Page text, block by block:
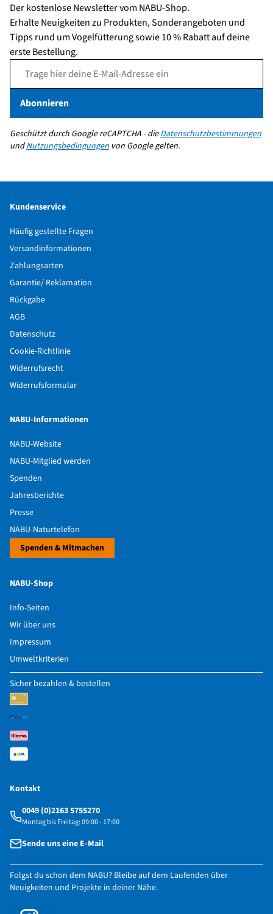
Der kostenlose Newsletter vom NABU-Shop.
Erhalte Neuigkeiten zu Produkten, Sonderangeboten und
Tipps rund um Vogelfütterung sowie 10 % Rabatt auf deine
erste Bestellung.
Abonnieren
Geschützt durch Google reCAPTCHA - dieDatenschutzbestimmungen
undNutzungsbedingungen von Google gelten.
Kundenservice
Häufig gestellte Fragen
Versandinformationen
Zahlungsarten
Garantie/ Reklamation
Rückgabe
AGB
Datenschutz
Cookie-Richtlinie
Widerrufsrecht
Widerrufsformular
NABU-Informationen
NABU-Website
NABU-Mitglied werden
Spenden
Jahresberichte
Presse
NABU-Naturtelefon
Spenden & Mitmachen
NABU-Shop
Info-Seiten
Wir über uns
Impressum
Umweltkriterien
Sicher bezahlen & bestellen
Kontakt
0049 (0)2163 5755270
Montag bis Freitag: 09:00 - 17:00
Sende uns eine E-Mail
Folgst du schon dem NABU? Bleibe auf dem Laufenden über
Neuigkeiten und Projekte in deiner Nähe.